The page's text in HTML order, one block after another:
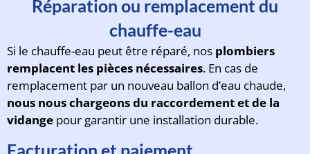
Réparation ou remplacement du
chauffe-eau
Si le chauffe-eau peut être réparé, nos plombiers
remplacent les pièces nécessaires. En cas de
remplacement par un nouveau ballon d’eau chaude,
nous nous chargeons du raccordement et de la
vidange pour garantir une installation durable.